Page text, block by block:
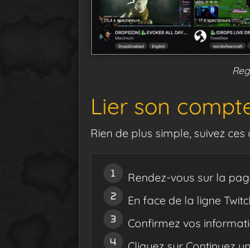
Lier son
Rien de plus simple, suivez
Rendez-vous sur la
En face de la ligne
Confirmez vos